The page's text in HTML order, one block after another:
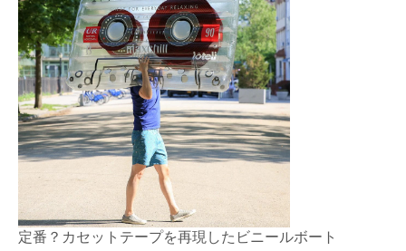
定番？カセットテープを再現したビニールボート